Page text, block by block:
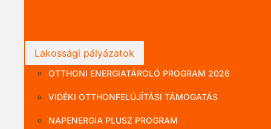
Lakossági pályázatok
OTTHONI ENERGIATÁROLÓ PROGRAM 2026
VIDÉKI OTTHONFELÚJÍTÁSI TÁMOGATÁS
NAPENERGIA PLUSZ PROGRAM